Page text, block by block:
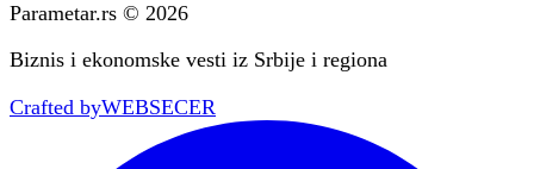
Parametar.rs © 2026
Biznis i ekonomske vesti iz Srbije i regiona
Crafted byWEBSECER